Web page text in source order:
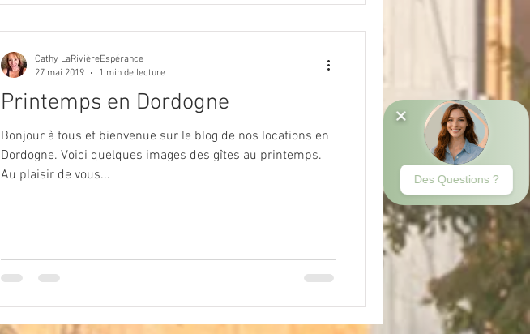
Printemps en Dordogne
Bonjour à tous et bienvenue sur le blog de nos locations en
Dordogne. Voici quelques images des gîtes au printemps.
Au plaisir de vous...
Cathy LaRivièreEspérance
27 mai 2019
1 min de lecture